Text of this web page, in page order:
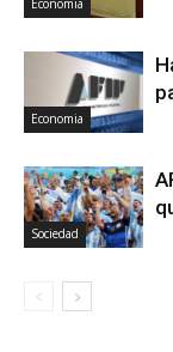
Economia
Economia
Sociedad